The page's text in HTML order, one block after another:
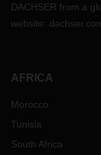
DACHSER from a
website:
AFRICA
Morocco
Tunisia
South Africa